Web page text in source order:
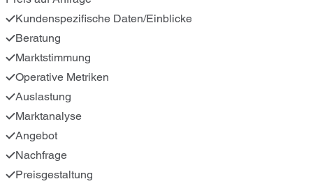
Kundenspezifische Daten/Einblicke
Beratung
Marktstimmung
Operative Metriken
Auslastung
Marktanalyse
Angebot
Nachfrage
Preisgestaltung